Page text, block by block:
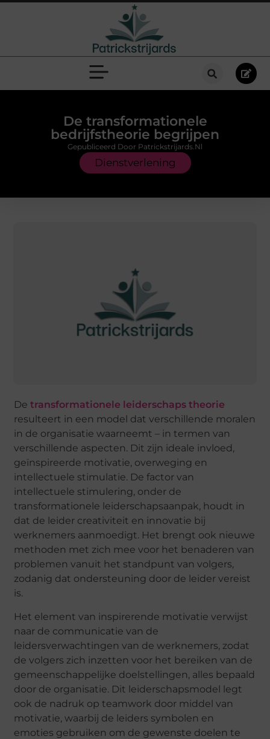
De transformationele
bedrijfstheorie begrijpen
Dienstverlening
Gepubliceerd Door Patrickstrijards.nl
Detransformationele leiderschaps theorie
resulteert in een model dat verschillende moralen
in de organisatie waarneemt – in termen van
verschillende aspecten. Dit zijn ideale invloed,
geïnspireerde motivatie, overweging en
intellectuele stimulatie. De factor van
intellectuele stimulering, onder de
transformationele leiderschapsaanpak, houdt in
dat de leider creativiteit en innovatie bij
werknemers aanmoedigt. Het brengt ook nieuwe
methoden met zich mee voor het benaderen van
problemen vanuit het standpunt van volgers,
zodanig dat ondersteuning door de leider vereist
is.
Het element van inspirerende motivatie verwijst
naar de communicatie van de
leidersverwachtingen van de werknemers, zodat
de volgers zich inzetten voor het bereiken van de
gemeenschappelijke doelstellingen, alles bepaald
door de organisatie. Dit leiderschapsmodel legt
ook de nadruk op teamwork door middel van
motivatie, waarbij de leiders symbolen en
emoties gebruiken om de gewenste doelen te